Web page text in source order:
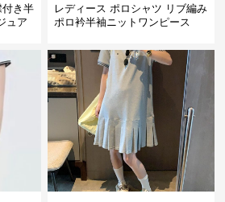
付き半
ュア
レディース ポロシャツ リブ編み
ポロ衿半袖ニットワンピース